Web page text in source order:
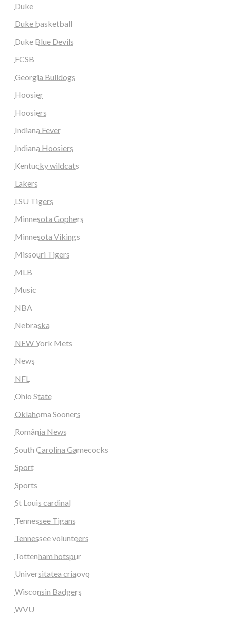
Duke
Duke basketball
Duke Blue Devils
FCSB
Georgia Bulldogs
Hoosier
Hoosiers
Indiana Fever
Indiana Hoosiers
Kentucky wildcats
Lakers
LSU Tigers
Minnesota Gophers
Minnesota Vikings
Missouri Tigers
MLB
Music
NBA
Nebraska
NEW York Mets
News
NFL
Ohio State
Oklahoma Sooners
România News
South Carolina Gamecocks
Sport
Sports
St Louis cardinal
Tennessee Tigans
Tennessee volunteers
Tottenham hotspur
Universitatea criaovo
Wisconsin Badgers
WVU